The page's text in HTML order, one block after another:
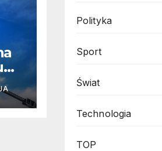
Polityka
Sport
Świat
Technologia
TOP